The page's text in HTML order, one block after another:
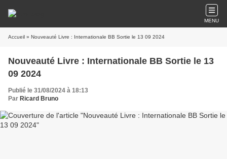
MENU
Accueil » Nouveauté Livre : Internationale BB Sortie le 13 09 2024
Nouveauté Livre : Internationale BB Sortie le 13
09 2024
Publié le 31/08/2024 à 18:13
Par Ricard Bruno